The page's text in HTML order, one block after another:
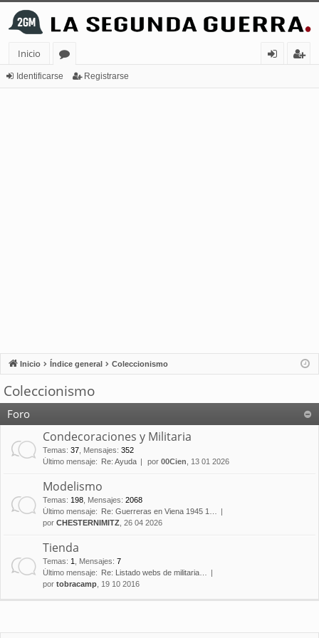
Inicio
or
Identificarse Registrarse
Inicio Índice general Coleccionismo
Coleccionismo
Foro
Condecoraciones y Militaria
Temas: 37 Mensajes: 352
Último mensaje: Re: Ayuda por 00Cien , 13 01 2026
Modelismo
Temas: 198 Mensajes: 2068
Último mensaje: Re: Guerreras en Viena 1945 1…
por CHESTERNIMITZ , 26 04 2026
Tienda
Temas: 1 Mensajes: 7
Último mensaje: Re: Listado webs de militaria…
por tobracamp , 19 10 2016